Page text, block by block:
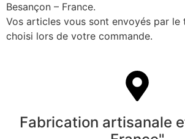
Besançon – France.
Vos articles vous sont envoyés par le
choisi lors de votre commande.
Fabrication artisanale